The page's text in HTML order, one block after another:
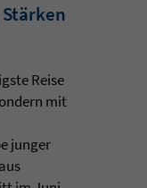
Reise
mit
junger